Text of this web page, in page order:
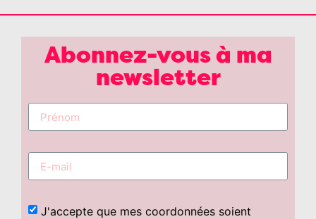
Abonnez-vous à ma
newsletter
J'accepte que mes coordonnées soient